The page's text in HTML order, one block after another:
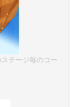
テージ毎のコー